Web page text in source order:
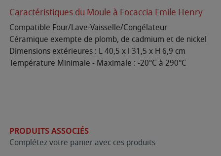
Caractéristiques du Moule à Focaccia Emile Henry
Compatible Four/Lave-Vaisselle/Congélateur
Céramique exempte de plomb, de cadmium et de nickel
Dimensions extérieures : L 40,5 x l 31,5 x H 6,9 cm
Température Minimale - Maximale : -20°C à 290°C
PRODUITS ASSOCIÉS
Complétez votre panier avec ces produits